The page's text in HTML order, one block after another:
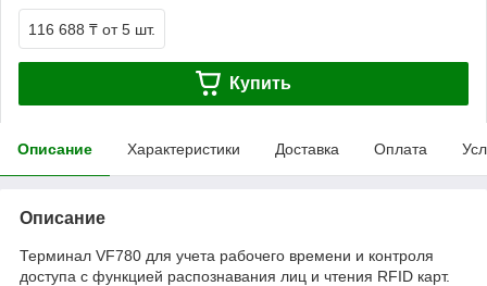
116 688 ₸ от 5 шт.
Купить
Описание Характеристики Доставка Оплата
Описание
Терминал VF780 для учета рабочего времени и контроля
доступа с функцией распознавания лиц и чтения RFID карт.